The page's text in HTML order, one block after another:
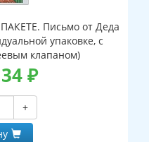
Письмо от Деда
упаковке, с
клапаном)
34₽
+